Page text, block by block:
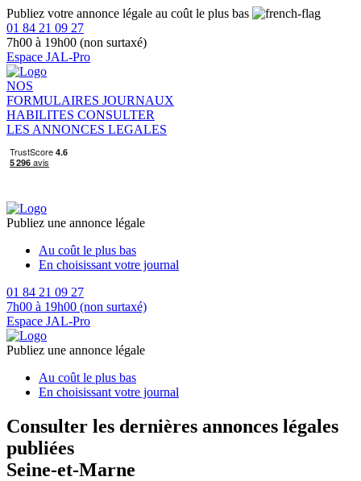
Publiez votre annonce légale au coût le plus bas
01 84 21 09 27
7h00 à 19h00 (non surtaxé)
Espace JAL-Pro
NOS
FORMULAIRES JOURNAUX
HABILITES CONSULTER
LES ANNONCES LEGALES
Publiez une annonce légale
Au coût le plus bas
En choisissant votre journal
01 84 21 09 27
7h00 à 19h00 (non surtaxé)
Espace JAL-Pro
Publiez une annonce légale
Au coût le plus bas
En choisissant votre journal
Consulter les dernières annonces légales
publiées
Seine-et-Marne